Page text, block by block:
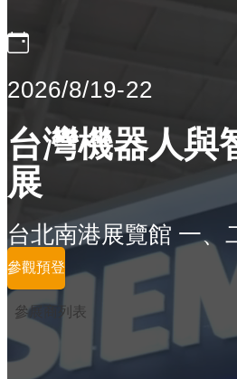
2026/8/19-22
台灣機器人與
展
台北南港展覽館 一、
參觀預登
參展商列表